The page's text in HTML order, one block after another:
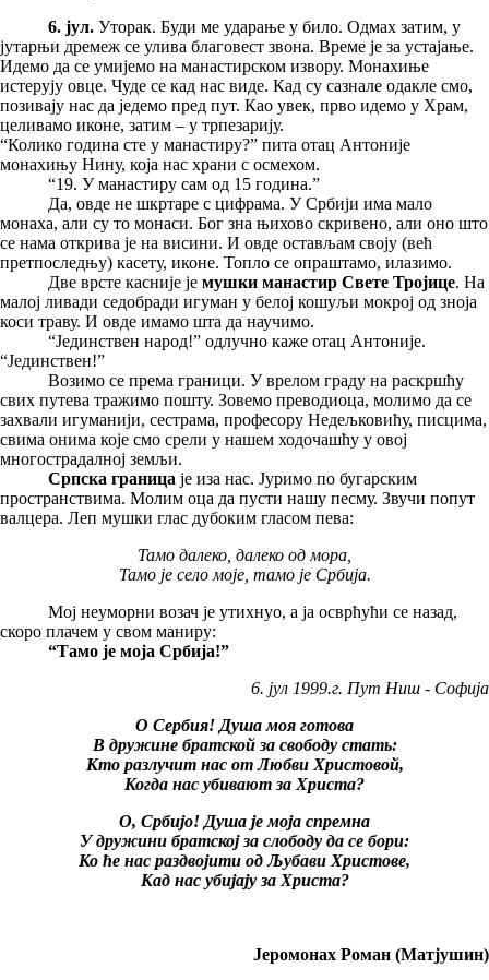
6. јул. Уторак. Буди ме ударање у било. Одмах затим, у
јутарњи дремеж се улива благовест звона. Време је за устајање.
Идемо да се умијемо на манастирском извору. Монахиње
истерују овце. Чуде се кад нас виде. Кад су сазнале одакле смо,
позивају нас да једемо пред пут. Као увек, прво идемо у Храм,
целивамо иконе, затим – у трпезарију.
“Колико година сте у манастиру?” пита отац Антоније
монахињу Нину, која нас храни с осмехом.
“19. У манастиру сам од 15 година.”
Да, овде не шкртаре с цифрама. У Србији има мало
монаха, али су то монаси. Бог зна њихово скривено, али оно што
се нама открива је на висини. И овде остављам своју (већ
претпоследњу) касету, иконе. Топло се опраштамо, илазимо.
Две врсте касније је мушки манастир Свете Тројице. На
малој ливади седобради игуман у белој кошуљи мокрој од зноја
коси траву. И овде имамо шта да научимо.
“Јединствен народ!” одлучно каже отац Антоније.
“Јединствен!”
Возимо се према граници. У врелом граду на раскршћу
свих путева тражимо пошту. Зовемо преводиоца, молимо да се
захвали игуманији, сестрама, професору Недељковићу, писцима,
свима онима које смо срели у нашем ходочашћу у овој
многострадалној земљи.
Српска граница је иза нас. Јуримо по бугарским
пространствима. Молим оца да пусти нашу песму. Звучи попут
валцера. Леп мушки глас дубоким гласом пева:
Тамо далеко, далеко од мора,
Тамо је село моје, тамо је Србија.
Мој неуморни возач је утихнуо, а ја осврћући се назад,
скоро плачем у свом маниру:
“Тамо је моја Србија!”
6. јул 1999.г. Пут Ниш - Софија
О Сербия! Душа моя готова
В дружине братской за свободу стать:
Кто разлучит нас от Любви Христовой,
Когда нас убивают за Христа?
О, Србијо! Душа је моја спремна
У дружини братској за слободу да се бори:
Ко ће нас раздвојити од Љубави Христове,
Кад нас убијају за Христа?
Јеромонах Роман (Матјушин)